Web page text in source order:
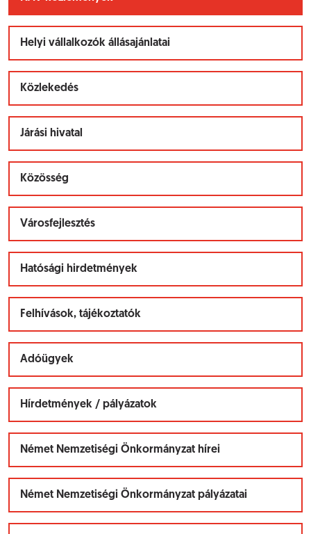
Helyi vállalkozók állásajánlatai
Közlekedés
Járási hivatal
Közösség
Városfejlesztés
Hatósági hirdetmények
Felhívások, tájékoztatók
Adóügyek
Hírdetmények / pályázatok
Német Nemzetiségi Önkormányzat hírei
Német Nemzetiségi Önkormányzat pályázatai